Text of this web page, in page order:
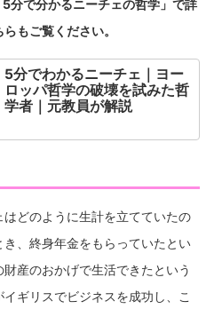
分で分かるニーチェの哲学」で詳
もご覧ください。
5分でわかるニーチェ｜ヨー
ロッパ哲学の破壊を試みた哲
学者｜元教員が解説
どのように生計を立てていたの
、終身年金をもらっていたとい
産のおかげで生活できたという
ギリスでビジネスを成功し、こ